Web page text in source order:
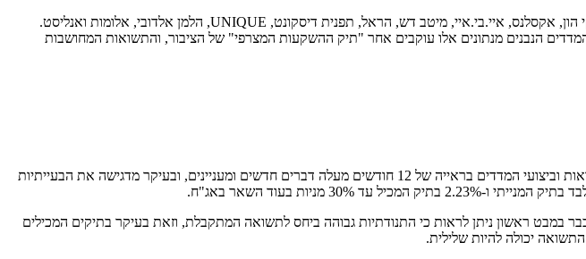
מדדי אג'יו מבוססים על נתונים מבתי השקעות שונים רבים ומגוונים, בהם פסגות, אלטשולר שחם, פעילים, מגדל שוקי הון, אקסלנס, איי.בי.איי, מיטב דש, הראל, תפנית דיסקונט, UNIQUE, הלמן אלדובי, אלומות ואנליסט.
מוסדות וארגונים. המדדים הנבנים מנתונים אלו עוקבים אחר "תיק ההשקעות המצרפי" של הציבור, והתשואות המחושבות
התשואות ב-2019 אכן נאות, אך ראוי לבחון אותן שוב, בצל אירועי הנפילות שהיו בשווקים בסוף 2018. בחינת התשואות וביצועי המדדים בראייה של 12 חודשים מעלה דברים חדשים ומעניינים, ובעיקר מדגישה את הבעייתיות
ראשון ניתן לראות כי התנודתיות גבוהה ביחס לתשואה המתקבלת, וזאת בעיקר בתיקים המכילים
יכולה להיות שלילית.